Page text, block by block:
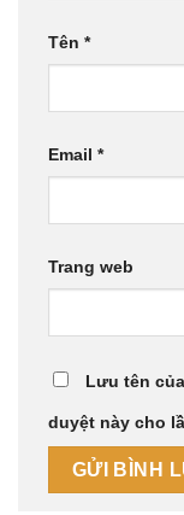
Tên *
Email *
Trang web
Lưu tên
duyệt này cho